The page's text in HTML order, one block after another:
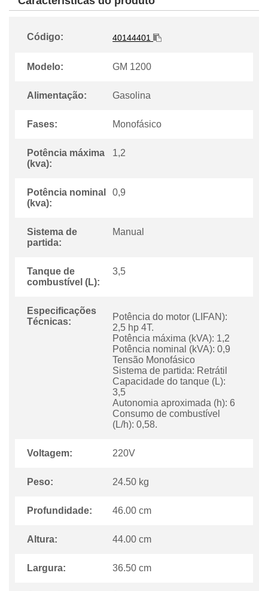
Código: 40144401
Modelo: GM 1200
Alimentação: Gasolina
Fases: Monofásico
Potência máxima
(kva):
1,2
Potência nominal
(kva):
0,9
Sistema de
partida:
Manual
Tanque de
combustível (L):
3,5
Especificações
Técnicas:
Potência do motor (LIFAN):
2,5 hp 4T.
Potência máxima (kVA): 1,2
Potência nominal (kVA): 0,9
Tensão Monofásico
Sistema de partida: Retrátil
Capacidade do tanque (L):
3,5
Autonomia aproximada (h): 6
Consumo de combustível
(L/h): 0,58.
Voltagem: 220V
Peso: 24.50 kg
Profundidade: 46.00 cm
Altura: 44.00 cm
Largura: 36.50 cm